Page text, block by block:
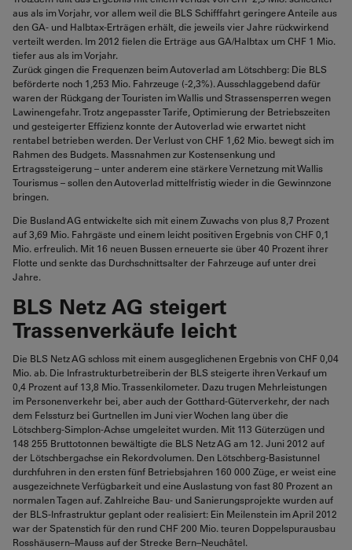
aus als im Vorjahr, vor allem weil die BLS Schifffahrt geringere Anteile aus
den GA- und Halbtax-Erträgen erhält, die jeweils vier Jahre rückwirkend
verteilt werden. Im 2012 fielen die Erträge aus GA/Halbtax um CHF 1 Mio.
tiefer aus als im Vorjahr.
Zurück gingen die Frequenzen beim Autoverlad am Lötschberg: Die BLS
beförderte noch 1,253 Mio. Fahrzeuge (-2,3%). Ausschlaggebend dafür
waren der Rückgang der Touristen im Wallis und Strassensperren wegen
Lawinengefahr. Trotz angepasster Tarife, Optimierung der Betriebszeiten
und gesteigerter Effizienz konnte der Autoverlad wie erwartet nicht
rentabel betrieben werden. Der Verlust von CHF 1,62 Mio. bewegt sich im
Rahmen des Budgets. Massnahmen zur Kostensenkung und
Ertragssteigerung – unter anderem eine stärkere Vernetzung mit Wallis
Tourismus – sollen den Autoverlad mittelfristig wieder in die Gewinnzone
bringen.
Die Busland AG entwickelte sich mit einem Zuwachs von plus 8,7 Prozent
auf 3,69 Mio. Fahrgäste und einem leicht positiven Ergebnis von CHF 0,1
Mio. erfreulich. Mit 16 neuen Bussen erneuerte sie über 40 Prozent ihrer
Flotte und senkte das Durchschnittsalter der Fahrzeuge auf unter drei
Jahre.
BLS Netz AG steigert
Trassenverkäufe leicht
Die BLS Netz AG schloss mit einem ausgeglichenen Ergebnis von CHF 0,04
Mio. ab. Die Infrastrukturbetreiberin der BLS steigerte ihren Verkauf um
0,4 Prozent auf 13,8 Mio. Trassenkilometer. Dazu trugen Mehrleistungen
im Personenverkehr bei, aber auch der Gotthard-Güterverkehr, der nach
dem Felssturz bei Gurtnellen im Juni vier Wochen lang über die
Lötschberg-Simplon-Achse umgeleitet wurden. Mit 113 Güterzügen und
148 255 Bruttotonnen bewältigte die BLS Netz AG am 12. Juni 2012 auf
der Lötschbergachse ein Rekordvolumen. Den Lötschberg-Basistunnel
durchfuhren in den ersten fünf Betriebsjahren 160 000 Züge, er weist eine
ausgezeichnete Verfügbarkeit und eine Auslastung von fast 80 Prozent an
normalen Tagen auf. Zahlreiche Bau- und Sanierungsprojekte wurden auf
der BLS-Infrastruktur geplant oder realisiert: Ein Meilenstein im April 2012
war der Spatenstich für den rund CHF 200 Mio. teuren Doppelspurausbau
Rosshäusern–Mauss auf der Strecke Bern–Neuchâtel.